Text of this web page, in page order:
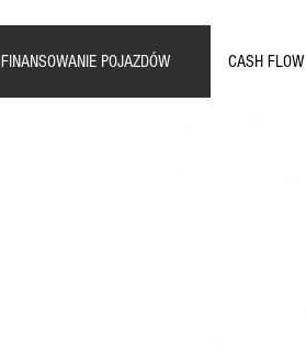
FINANSOWANIE POJAZDÓW CASH FLOW